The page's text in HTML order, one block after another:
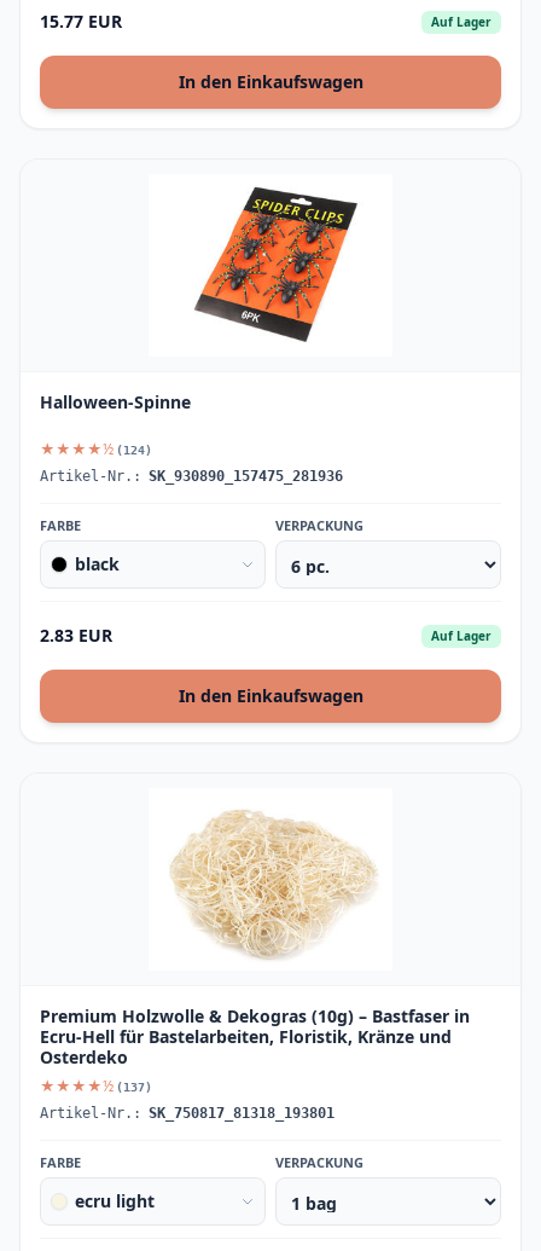
15.77 EUR Auf Lager
In den Einkaufswagen
Halloween-Spinne
★★★★½ (124)
Artikel-Nr.: SK_930890_157475_281936
FARBE
black
VERPACKUNG
2.83 EUR Auf Lager
In den Einkaufswagen
Premium Holzwolle & Dekogras (10g) – Bastfaser in
Ecru-Hell für Bastelarbeiten, Floristik, Kränze und
Osterdeko
★★★★½ (137)
Artikel-Nr.: SK_750817_81318_193801
FARBE
ecru light
VERPACKUNG